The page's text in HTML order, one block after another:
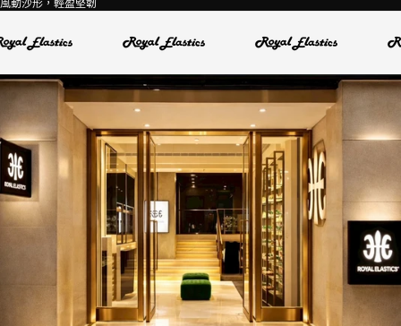
風動沙形，輕盈堅韌